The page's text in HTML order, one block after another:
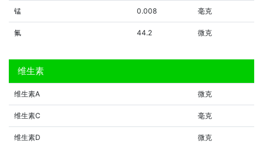
锰 0.008 毫克
氟 44.2 微克
维生素
维生素A 微克
维生素C 毫克
维生素D 微克